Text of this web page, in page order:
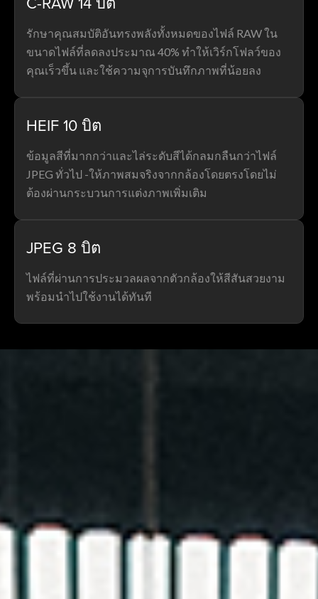
รักษาคุณสมบัติอันทรงพลังทั้งหมดของไฟล์ RAW ใน
ขนาดไฟล์ที่ลดลงประมาณ 40% ทำให้เวิร์กโฟลว์ของ
คุณเร็วขึ้น และใช้ความจุการบันทึกภาพที่น้อยลง
HEIF 10 บิต
ข้อมูลสีที่มากกว่าและไล่ระดับสีได้กลมกลืนกว่าไฟล์
JPEG ทั่วไป -ให้ภาพสมจริงจากกล้องโดยตรงโดยไม่
ต้องผ่านกระบวนการแต่งภาพเพิ่มเติม
JPEG 8 บิต
ไฟล์ที่ผ่านการประมวลผลจากตัวกล้องให้สีสันสวยงาม
พร้อมนำไปใช้งานได้ทันที